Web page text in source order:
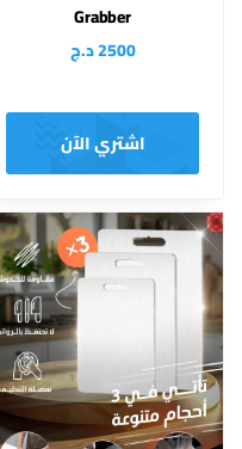
Grabber
2500د.ج
اشتري الآن